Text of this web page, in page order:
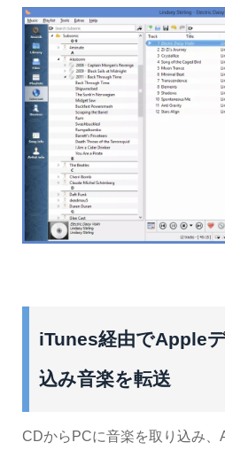
iTunes経由でApple
込み音楽を転送
CDからPCに音楽を取り込み、